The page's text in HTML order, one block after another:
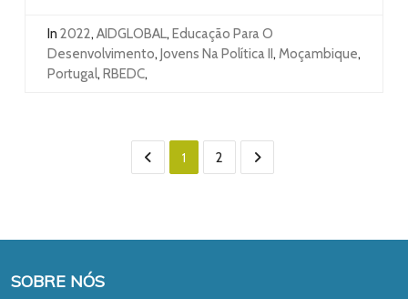
In 2022, AIDGLOBAL, Educação Para O
Desenvolvimento, Jovens Na Política II, Moçambique,
Portugal, RBEDC,
1 2
SOBRE NÓS